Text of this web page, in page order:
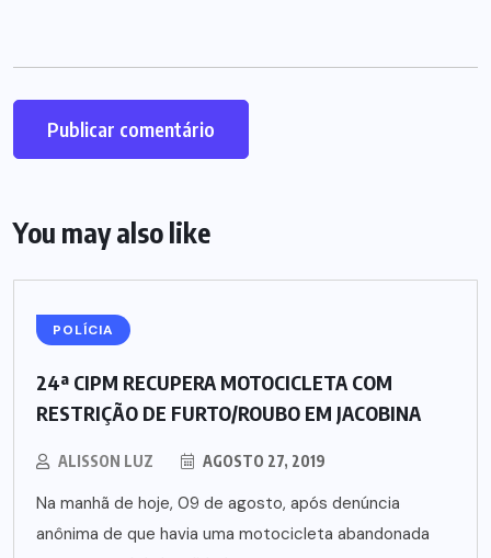
You may also like
POLÍCIA
24ª CIPM RECUPERA MOTOCICLETA COM
RESTRIÇÃO DE FURTO/ROUBO EM JACOBINA
ALISSON LUZ AGOSTO 27, 2019
Na manhã de hoje, 09 de agosto, após denúncia
anônima de que havia uma motocicleta abandonada